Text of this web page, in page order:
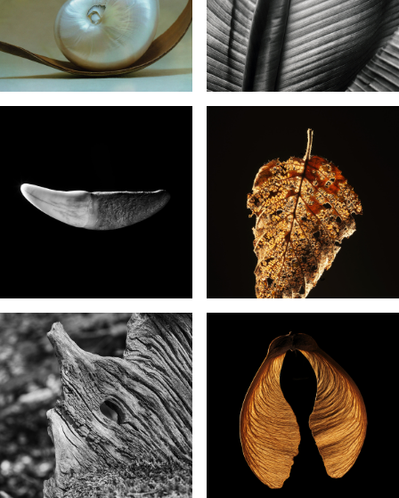
Natuurfotografie
WORKSHOPS
EXPOSITIES
CONTACT